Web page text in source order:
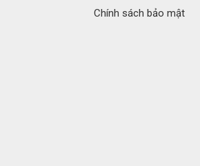
Chính sách bảo mật